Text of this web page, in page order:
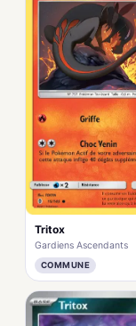
Tritox
Gardiens Ascendants
COMMUNE